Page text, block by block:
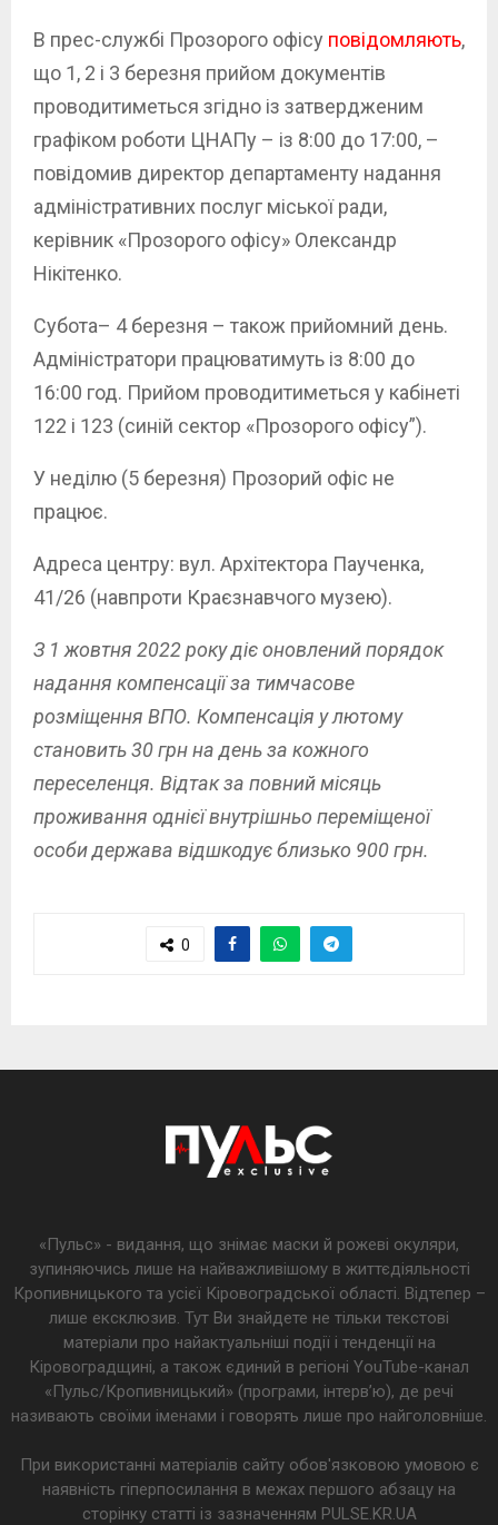
В прес-службі Прозорого офісу повідомляють,
що 1, 2 і 3 березня прийом документів
проводитиметься згідно із затвердженим
графіком роботи ЦНАПу – із 8:00 до 17:00, –
повідомив директор департаменту надання
адміністративних послуг міської ради,
керівник «Прозорого офісу» Олександр
Нікітенко.
Субота– 4 березня – також прийомний день.
Адміністратори працюватимуть із 8:00 до
16:00 год. Прийом проводитиметься у кабінеті
122 і 123 (синій сектор «Прозорого офісу”).
У неділю (5 березня) Прозорий офіс не
працює.
Адреса центру: вул. Архітектора Паученка,
41/26 (навпроти Краєзнавчого музею).
З 1 жовтня 2022 року діє оновлений порядок
надання компенсації за тимчасове
розміщення ВПО. Компенсація у лютому
становить 30 грн на день за кожного
переселенця. Відтак за повний місяць
проживання однієї внутрішньо переміщеної
особи держава відшкодує близько 900 грн.
0
«Пульс» - видання, що знімає маски й рожеві окуляри,
зупиняючись лише на найважливішому в життєдіяльності
Кропивницького та усієї Кіровоградської області. Відтепер –
лише ексклюзив. Тут Ви знайдете не тільки текстові
матеріали про найактуальніші події і тенденції на
Кіровоградщині, а також єдиний в регіоні YouTube-канал
«Пульс/Кропивницький» (програми, інтерв’ю), де речі
називають своїми іменами і говорять лише про найголовніше.
При використанні матеріалів сайту обов'язковою умовою є
наявність гіперпосилання в межах першого абзацу на
сторінку статті із зазначенням PULSE.KR.UA